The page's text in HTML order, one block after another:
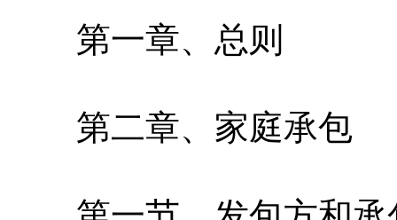
第一章、总则
第二章、家庭承包